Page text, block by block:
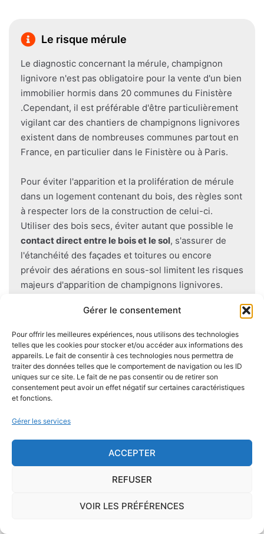
Gérer le consentement
Pour offrir les meilleures expériences, nous utilisons des technologies
telles que les cookies pour stocker et/ou accéder aux informations des
appareils. Le fait de consentir à ces technologies nous permettra de
traiter des données telles que le comportement de navigation ou les ID
uniques sur ce site. Le fait de ne pas consentir ou de retirer son
consentement peut avoir un effet négatif sur certaines caractéristiques
et fonctions.
Gérer les services
ACCEPTER
REFUSER
VOIR LES PRÉFÉRENCES
Le risque mérule
Le diagnostic concernant la mérule, champignon
lignivore n'est pas obligatoire pour la vente d'un bien
immobilier hormis dans 20 communes du Finistère
.Cependant, il est préférable d'être particulièrement
vigilant car des chantiers de champignons lignivores
existent dans de nombreuses communes partout en
France, en particulier dans le Finistère ou à Paris.
Pour éviter l'apparition et la prolifération de mérule
dans un logement contenant du bois, des règles sont
à respecter lors de la construction de celui-ci.
Utiliser des bois secs, éviter autant que possible le
contact direct entre le bois et le sol, s'assurer de
l'étanchéité des façades et toitures ou encore
prévoir des aérations en sous-sol limitent les risques
majeurs d'apparition de champignons lignivores.
Je demande le descriptif des
risques pour ma ville
La commune de Coutures se trouve dans une